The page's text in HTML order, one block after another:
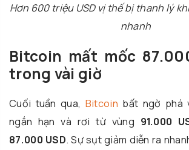
Hơn 600 triệu USD vị thế bị thanh lý
nhanh
Bitcoin mất mốc
trong vài giờ
Cuối tuần qua, Bitcoin bất ngờ phá
ngắn hạn và rơi từ vùng 91.000
87.000 USD. Sự sụt giảm diễn ra